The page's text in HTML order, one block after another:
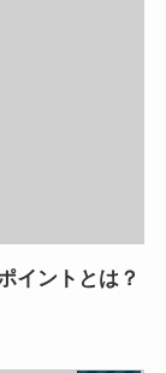
イントとは？